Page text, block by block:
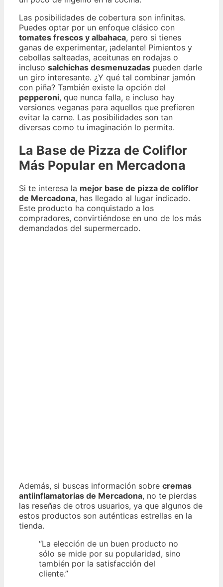
Las posibilidades de cobertura son infinitas.
Puedes optar por un enfoque clásico con
tomates frescos y albahaca, pero si tienes
ganas de experimentar, ¡adelante! Pimientos y
cebollas salteadas, aceitunas en rodajas o
incluso salchichas desmenuzadas pueden darle
un giro interesante. ¿Y qué tal combinar jamón
con piña? También existe la opción del
pepperoni, que nunca falla, e incluso hay
versiones veganas para aquellos que prefieren
evitar la carne. Las posibilidades son tan
diversas como tu imaginación lo permita.
La Base de Pizza de Coliflor
Más Popular en Mercadona
Si te interesa la mejor base de pizza de coliflor
de Mercadona, has llegado al lugar indicado.
Este producto ha conquistado a los
compradores, convirtiéndose en uno de los más
demandados del supermercado.
Además, si buscas información sobre cremas
antiinflamatorias de Mercadona, no te pierdas
las reseñas de otros usuarios, ya que algunos de
estos productos son auténticas estrellas en la
tienda.
“La elección de un buen producto no
sólo se mide por su popularidad, sino
también por la satisfacción del
cliente.”